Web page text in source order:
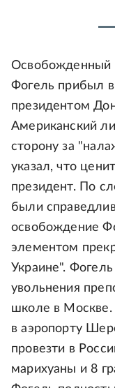
Освобожденный
Фогель прибыл
президентом
Американский
сторону за
указал, что
президент. По
были
освобождение
элементом
Украине".
увольнения
школе в Москве.
в аэропорту
провезти в
марихуаны и 8